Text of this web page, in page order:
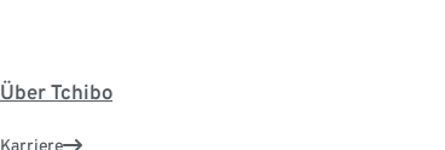
Über Tchibo
Karriere